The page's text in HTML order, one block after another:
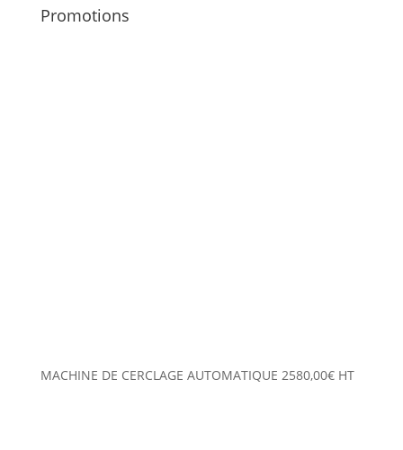
Promotions
MACHINE DE CERCLAGE AUTOMATIQUE 2580,00€ HT